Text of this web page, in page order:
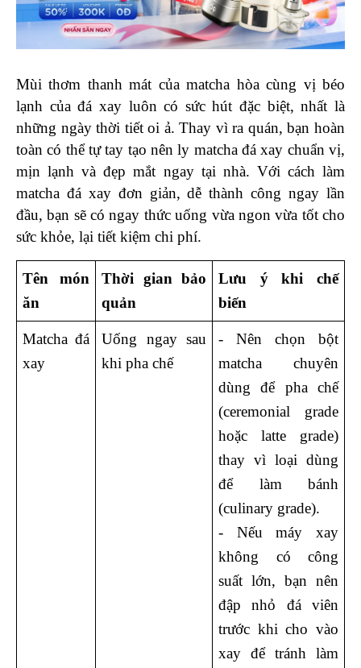
Mùi thơm thanh mát của matcha hòa cùng vị béo
lạnh của đá xay luôn có sức hút đặc biệt, nhất là
những ngày thời tiết oi ả. Thay vì ra quán, bạn hoàn
toàn có thể tự tay tạo nên ly matcha đá xay chuẩn vị,
mịn lạnh và đẹp mắt ngay tại nhà. Với cách làm
matcha đá xay đơn giản, dễ thành công ngay lần
đầu, bạn sẽ có ngay thức uống vừa ngon vừa tốt cho
sức khỏe, lại tiết kiệm chi phí.
Tên món
ăn
Thời gian bảo
quản
Lưu ý khi chế
biến
Matcha đá
xay
Uống ngay sau
khi pha chế
- Nên chọn bột
matcha chuyên
dùng để pha chế
(ceremonial grade
hoặc latte grade)
thay vì loại dùng
để làm bánh
(culinary grade).
- Nếu máy xay
không có công
suất lớn, bạn nên
đập nhỏ đá viên
trước khi cho vào
xay để tránh làm